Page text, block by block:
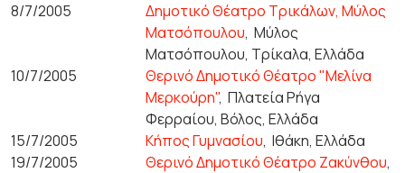
8/7/2005
Δημοτικό Θέατρο Τρικάλων, Μύλος
Ματσόπουλου,Μύλος
Ματσόπουλου, Τρίκαλα, Ελλάδα
10/7/2005
Θερινό Δημοτικό Θέατρο "Μελίνα
Μερκούρη",Πλατεία Ρήγα
Φερραίου, Βόλος, Ελλάδα
15/7/2005
Κήπος Γυμνασίου,Ιθάκη, Ελλάδα
19/7/2005
Θερινό Δημοτικό Θέατρο Ζακύνθου,